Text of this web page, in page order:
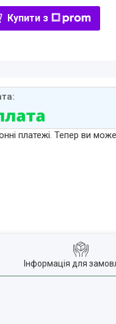
Купити з
платежі. Тепер ви
Інформація для